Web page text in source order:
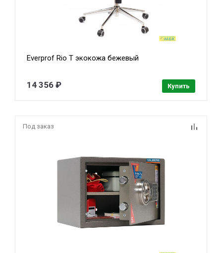
Everprof Rio T экокожа бежевый
14 356 ₽ Купить
Под заказ